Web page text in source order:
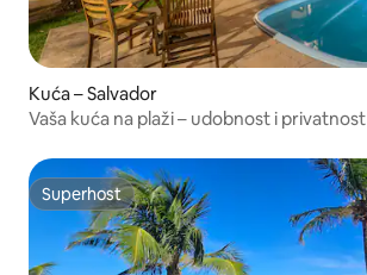
Kuća – Salvador
Vaša kuća na plaži – udobnost i privatnost
Superhost
Superhost